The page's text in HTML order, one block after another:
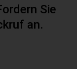
Sie
an.